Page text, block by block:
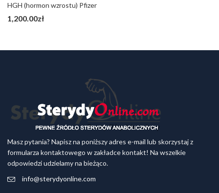
HGH (hormon wzrostu) Pfizer
1,200.00zł
Masz pytania? Napisz na poniższy adres e-mail lub skorzystaj z
formularza kontaktowego w zakładce kontakt! Na wszelkie
odpowiedzi udzielamy na bieżąco.
info@sterydyonline.com